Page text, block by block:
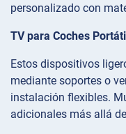
personalizado con
TV para Coches
Estos dispositivos
mediante soportes o
instalación flexibles.
adicionales más allá